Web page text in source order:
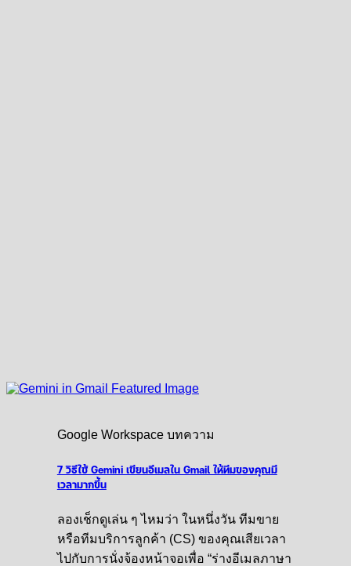
Google Workspace บทความ
7 วิธีใช้ Gemini เขียนอีเมลใน Gmail ให้ทีมของคุณมี
เวลามากขึ้น
ลองเช็กดูเล่น ๆ ไหมว่า ในหนึ่งวัน ทีมขาย
หรือทีมบริการลูกค้า (CS) ของคุณเสียเวลา
ไปกับการนั่งจ้องหน้าจอเพื่อ “ร่างอีเมลภาษา